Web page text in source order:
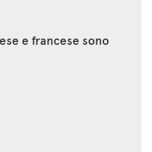
e francese sono